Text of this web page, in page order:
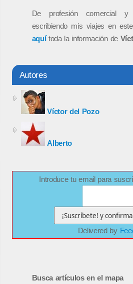
De profesión comercial
escribiendo mis viajes en
aquítoda la información de
Autores
Víctor del Pozo
Alberto
Introduce tu email para
Delivered by
Busca artículos en el mapa